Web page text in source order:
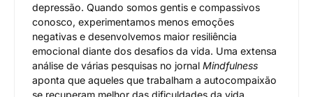
depressão. Quando somos gentis e compassivos
conosco, experimentamos menos emoções
negativas e desenvolvemos maior resiliência
emocional diante dos desafios da vida. Uma extensa
análise de várias pesquisas no jornal Mindfulness
aponta que aqueles que trabalham a autocompaixão